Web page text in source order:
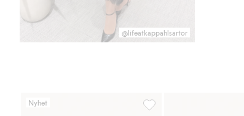
@lifeatkappahlsartor
Nyhet